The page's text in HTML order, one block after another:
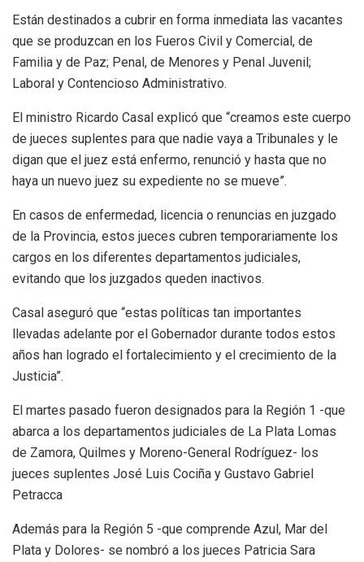
Están destinados a cubrir en forma inmediata las vacantes
que se produzcan en los Fueros Civil y Comercial, de
Familia y de Paz; Penal, de Menores y Penal Juvenil;
Laboral y Contencioso Administrativo.
El ministro Ricardo Casal explicó que “creamos este cuerpo
de jueces suplentes para que nadie vaya a Tribunales y le
digan que el juez está enfermo, renunció y hasta que no
haya un nuevo juez su expediente no se mueve”.
En casos de enfermedad, licencia o renuncias en juzgado
de la Provincia, estos jueces cubren temporariamente los
cargos en los diferentes departamentos judiciales,
evitando que los juzgados queden inactivos.
Casal aseguró que “estas políticas tan importantes
llevadas adelante por el Gobernador durante todos estos
años han logrado el fortalecimiento y el crecimiento de la
Justicia”.
El martes pasado fueron designados para la Región 1 -que
abarca a los departamentos judiciales de La Plata Lomas
de Zamora, Quilmes y Moreno-General Rodríguez- los
jueces suplentes José Luis Cociña y Gustavo Gabriel
Petracca
Además para la Región 5 -que comprende Azul, Mar del
Plata y Dolores- se nombró a los jueces Patricia Sara